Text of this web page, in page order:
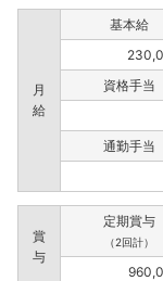
月
給
基本給
資格手当
通勤手当
賞
与
定期賞与
（2回計）